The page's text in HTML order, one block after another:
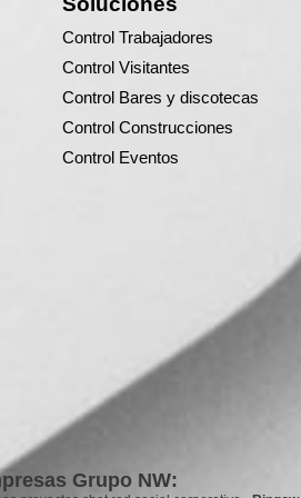
Control Trabajadores
Control Visitantes
Control Bares y discotecas
Control Construcciones
Control Eventos
Grupo NW: